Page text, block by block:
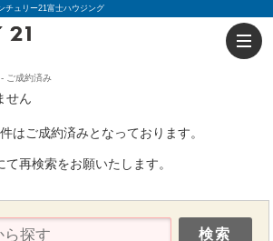
チュリー21富士ハウジング
ご成約済み
せん
はご成約済みとなっております。
て再検索をお願いたします。